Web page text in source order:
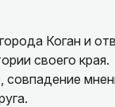
Коган и
своего края.